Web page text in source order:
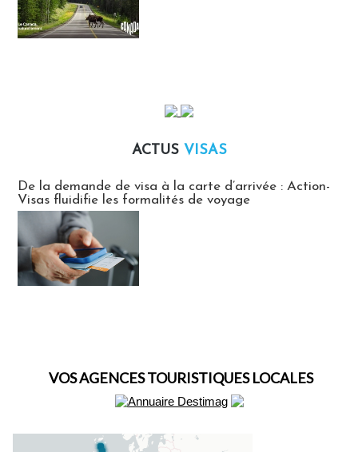
ACTUS VISAS
De la demande de visa à la carte d’arrivée : Action-
Visas fluidifie les formalités de voyage
VOS AGENCES TOURISTIQUES LOCALES